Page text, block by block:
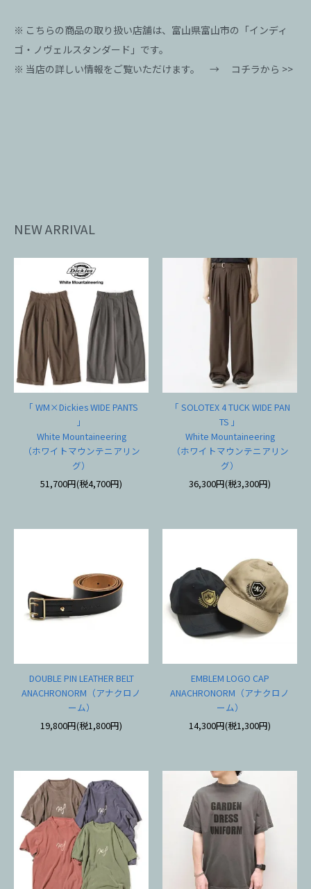
※ こちらの商品の取り扱い店舗は、富山県富山市の「インディ
ゴ・ノヴェルスタンダード」です。
※ 当店の詳しい情報をご覧いただけます。 → コチラから >>
NEW ARRIVAL
「 WM×Dickies WIDE PANTS
」
White Mountaineering
（ホワイトマウンテニアリン
グ）
51,700円(税4,700円)
「 SOLOTEX 4 TUCK WIDE PAN
TS 」
White Mountaineering
（ホワイトマウンテニアリン
グ）
36,300円(税3,300円)
DOUBLE PIN LEATHER BELT
ANACHRONORM（アナクロノ
ーム）
19,800円(税1,800円)
EMBLEM LOGO CAP
ANACHRONORM（アナクロノ
ーム）
14,300円(税1,300円)